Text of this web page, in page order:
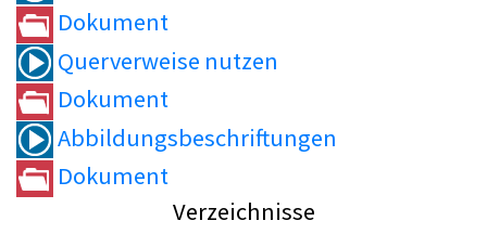
Dokument
Querverweise nutzen
Dokument
Abbildungsbeschriftungen
Dokument
Verzeichnisse